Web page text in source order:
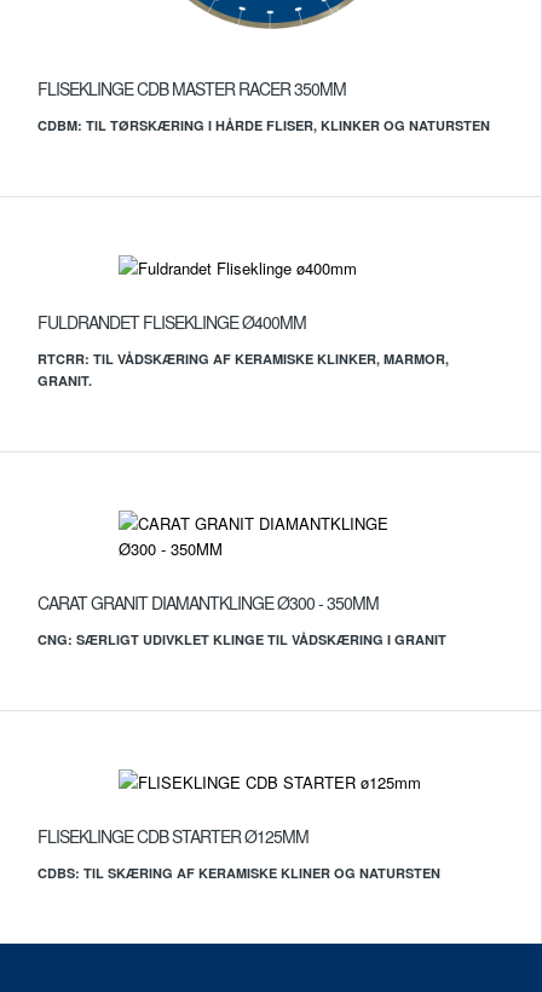
FLISEKLINGE CDB MASTER RACER 350MM
CDBM: TIL TØRSKÆRING I HÅRDE FLISER, KLINKER OG NATURSTEN
FULDRANDET FLISEKLINGE Ø400MM
RTCRR: TIL VÅDSKÆRING AF KERAMISKE KLINKER, MARMOR,
GRANIT.
CARAT GRANIT DIAMANTKLINGE Ø300 - 350MM
CNG: SÆRLIGT UDIVKLET KLINGE TIL VÅDSKÆRING I GRANIT
FLISEKLINGE CDB STARTER Ø125MM
CDBS: TIL SKÆRING AF KERAMISKE KLINER OG NATURSTEN